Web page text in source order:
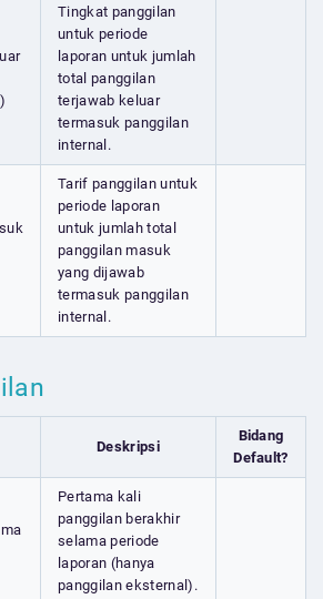
Tingkat panggilan
untuk periode
laporan untuk jumlah
total panggilan
terjawab keluar
termasuk panggilan
internal.
Tarif panggilan untuk
periode laporan
untuk jumlah total
panggilan masuk
yang dijawab
termasuk panggilan
internal.
Deskripsi
Bidang
Default?
Pertama kali
panggilan berakhir
selama periode
laporan (hanya
panggilan eksternal).